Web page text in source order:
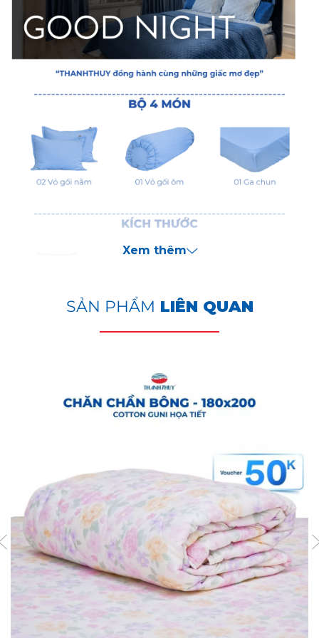
💤 MÔ TẢ SẢN PHẨM - Bộ Ga Gối 4 món -
100% Cotton Guni mềm mại, thoáng mát:
Bộ chăn ga gối cotton tici Guni cao cấp, chuẩn Lụa
thái mang đến trải nghiệm ngủ ngon tuyệt vời với
Xem thêm
SẢN PHẨM LIÊN QUAN